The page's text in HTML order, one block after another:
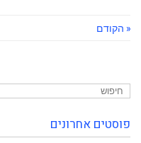
« הקודם
פוסטים אחרונים